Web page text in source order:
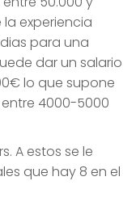
experiencia
para una
dar un salario
lo que supone
4000-5000
A estos se le
que hay 8 en el